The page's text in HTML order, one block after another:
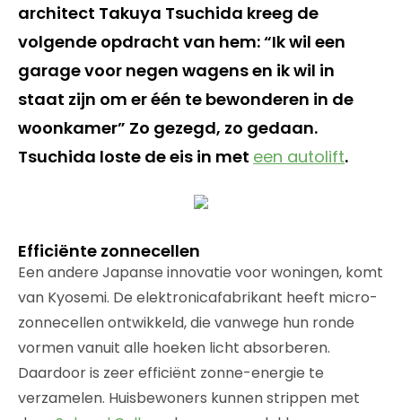
architect Takuya Tsuchida kreeg de
volgende opdracht van hem: “Ik wil een
garage voor negen wagens en ik wil in
staat zijn om er één te bewonderen in de
woonkamer” Zo gezegd, zo gedaan.
Tsuchida loste de eis in met een autolift.
Efficiënte zonnecellen
Een andere Japanse innovatie voor woningen, komt
van Kyosemi. De elektronicafabrikant heeft micro-
zonnecellen ontwikkeld, die vanwege hun ronde
vormen vanuit alle hoeken licht absorberen.
Daardoor is zeer efficiënt zonne-energie te
verzamelen. Huisbewoners kunnen strippen met